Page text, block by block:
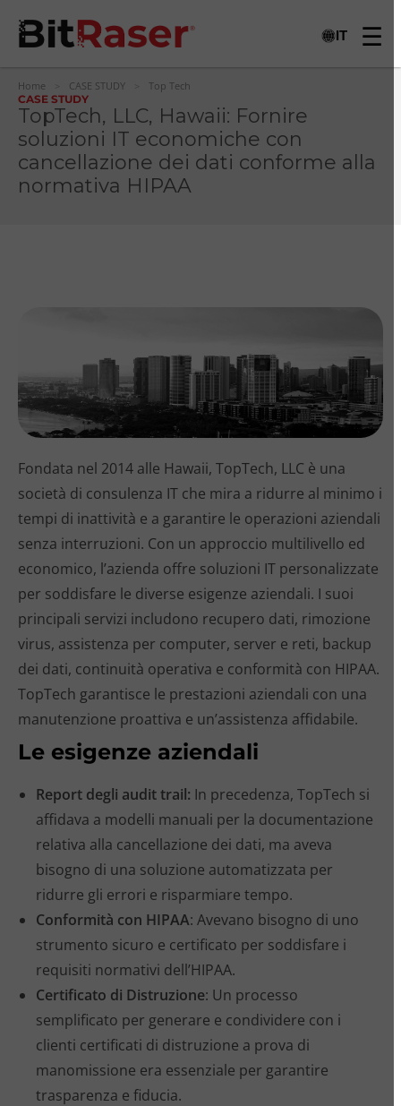
IT
Home CASE STUDY
Top Tech
CASE STUDY
TopTech, LLC, Hawaii: Fornire
soluzioni IT economiche con
cancellazione dei dati conforme alla
normativa HIPAA
Fondata nel 2014 alle Hawaii, TopTech, LLC è una
società di consulenza IT che mira a ridurre al minimo i
tempi di inattività e a garantire le operazioni aziendali
senza interruzioni. Con un approccio multilivello ed
economico, l’azienda offre soluzioni IT personalizzate
per soddisfare le diverse esigenze aziendali. I suoi
principali servizi includono recupero dati, rimozione
virus, assistenza per computer, server e reti, backup
dei dati, continuità operativa e conformità con HIPAA.
TopTech garantisce le prestazioni aziendali con una
manutenzione proattiva e un’assistenza affidabile.
Le esigenze aziendali
Report degli audit trail: In precedenza, TopTech si
affidava a modelli manuali per la documentazione
relativa alla cancellazione dei dati, ma aveva
bisogno di una soluzione automatizzata per
ridurre gli errori e risparmiare tempo.
Conformità con HIPAA: Avevano bisogno di uno
strumento sicuro e certificato per soddisfare i
requisiti normativi dell’HIPAA.
Certificato di Distruzione: Un processo
semplificato per generare e condividere con i
clienti certificati di distruzione a prova di
manomissione era essenziale per garantire
trasparenza e fiducia.